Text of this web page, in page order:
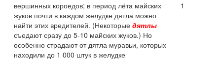
вершинных короедов; в период лёта майских
жуков почти в каждом желудке дятла можно
найти этих вредителей. (Некоторые дятлы
съедают сразу до 5-10 майских жуков.) Но
особенно страдают от дятла муравьи, которых
находили до 1 000 штук в желудке
1